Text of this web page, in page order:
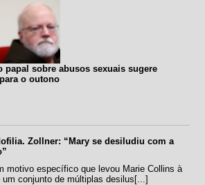
papal sobre abusos sexuais sugere
o outono
Zollner: “Mary se desiludiu com a
motivo específico que levou Marie Collins à
conjunto de múltiplas desilus[...]